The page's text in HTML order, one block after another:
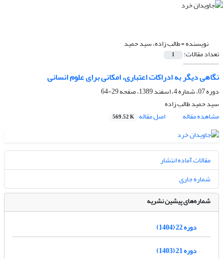
نویسنده =طالب زاده، سید حمید
تعداد مقالات: 1
نگاهی دیگر به ادراکات اعتباری، امکانی برای علوم انسانی
دوره 07، شماره 4، اسفند 1389، صفحه
29-64
سید حمید طالب زاده
مشاهده مقاله
اصل مقاله 569.52 K
مقالات آماده انتشار
شماره جاری
شماره‌های پیشین نشریه
دوره 22 (1404)
دوره 21 (1403)